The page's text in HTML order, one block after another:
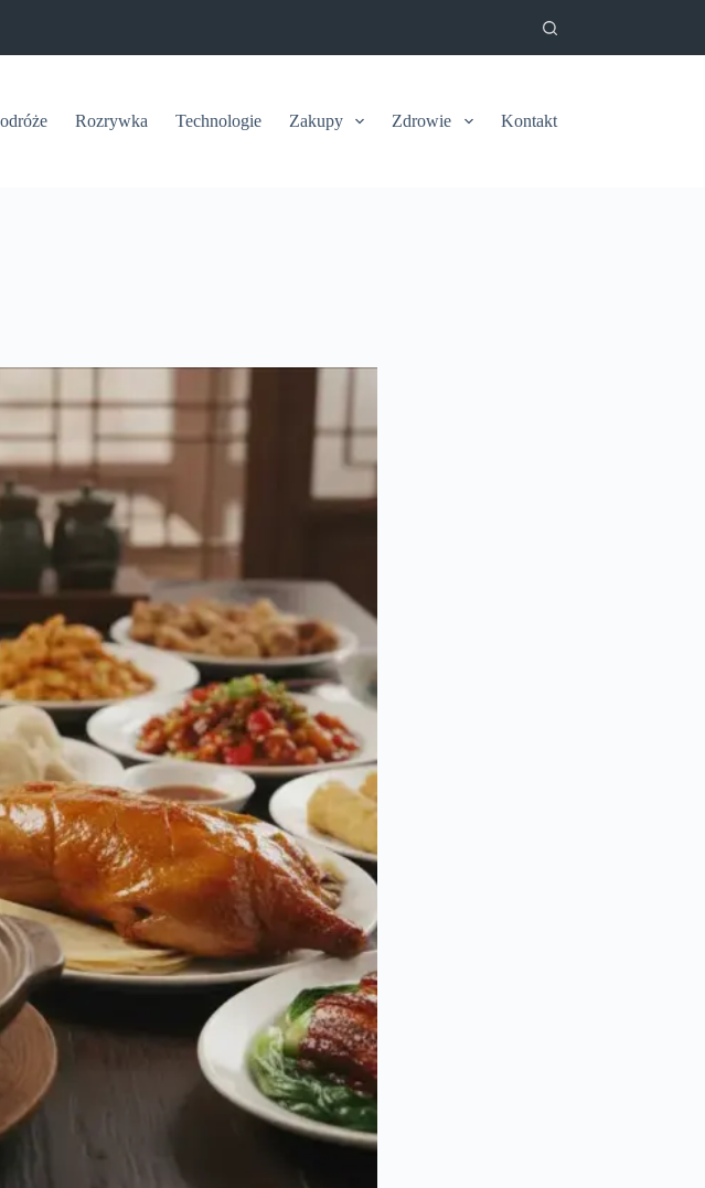
Rozrywka Technologie Zakupy Zdrowie Kontakt